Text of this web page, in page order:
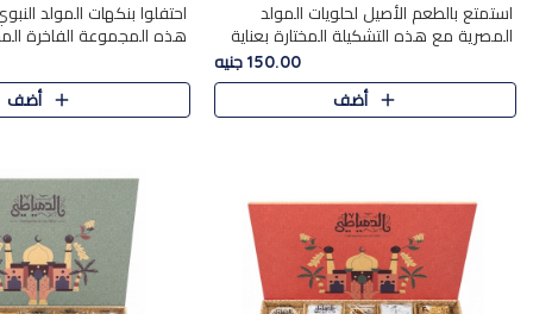
استمتع بالطعم الأصيل لحلويات المولد
المصرية مع هذه التشكيلة المختارة بعناية
من 9 قطع. تتضمن التشكيلة جوزرية مع
فول،ملبان سادة، ملبان
150.00 جنيه
أضف
احتفلوا بنكهات المولد
قطعة، والتي تم اختيارها
تشكيلة واسعة من الحلويات
المفضلة. تشمل المجموعة
أضف